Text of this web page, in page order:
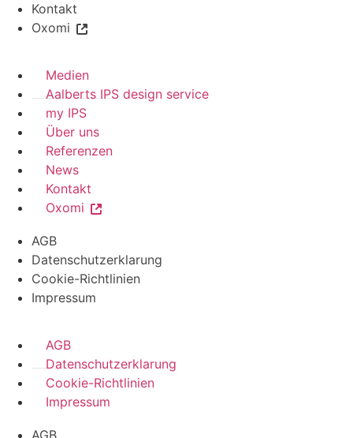
Kontakt
Oxomi
Medien
Aalberts IPS design service
my IPS
Über uns
Referenzen
News
Kontakt
Oxomi
AGB
Datenschutzerklarung
Cookie-Richtlinien
Impressum
AGB
Datenschutzerklarung
Cookie-Richtlinien
Impressum
AGB